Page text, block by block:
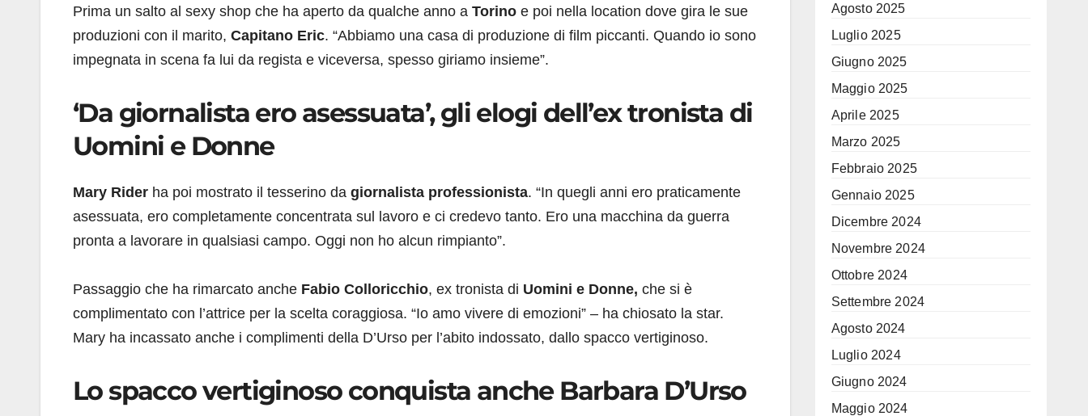
Prima un salto al sexy shop che ha aperto da qualche anno a Torino e poi nella location dove gira le sue
produzioni con il marito, Capitano Eric. “Abbiamo una casa di produzione di film piccanti. Quando io sono
impegnata in scena fa lui da regista e viceversa, spesso giriamo insieme”.
‘Da giornalista ero asessuata’, gli elogi dell’ex tronista di
Uomini e Donne
Mary Rider ha poi mostrato il tesserino da giornalista professionista. “In quegli anni ero praticamente
asessuata, ero completamente concentrata sul lavoro e ci credevo tanto. Ero una macchina da guerra
pronta a lavorare in qualsiasi campo. Oggi non ho alcun rimpianto”.
Passaggio che ha rimarcato anche Fabio Colloricchio, ex tronista di Uomini e Donne, che si è
complimentato con l’attrice per la scelta coraggiosa. “Io amo vivere di emozioni” – ha chiosato la star.
Mary ha incassato anche i complimenti della D’Urso per l’abito indossato, dallo spacco vertiginoso.
Lo spacco vertiginoso conquista anche Barbara D’Urso
Agosto 2025
Luglio 2025
Giugno 2025
Maggio 2025
Aprile 2025
Marzo 2025
Febbraio 2025
Gennaio 2025
Dicembre 2024
Novembre 2024
Ottobre 2024
Settembre 2024
Agosto 2024
Luglio 2024
Giugno 2024
Maggio 2024